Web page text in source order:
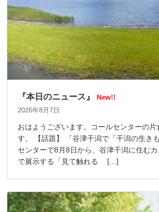
『本日のニュース』
New!!
2026年8月7日
おはようございます。コールセンターの
す。 【話題】 「谷津干潟で「干潟の生き
センターで8月8日から、谷津干潟に住む
で展示する「見て触れる […]